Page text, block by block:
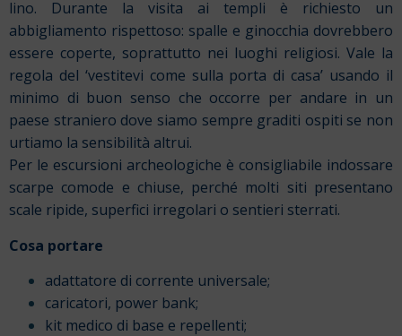
lino. Durante la visita ai templi è richiesto un
abbigliamento rispettoso: spalle e ginocchia dovrebbero
essere coperte, soprattutto nei luoghi religiosi. Vale la
regola del ‘vestitevi come sulla porta di casa’ usando il
minimo di buon senso che occorre per andare in un
paese straniero dove siamo sempre graditi ospiti se non
urtiamo la sensibilità altrui.
Per le escursioni archeologiche è consigliabile indossare
scarpe comode e chiuse, perché molti siti presentano
scale ripide, superfici irregolari o sentieri sterrati.
Cosa portare
adattatore di corrente universale;
caricatori, power bank;
kit medico di base e repellenti;